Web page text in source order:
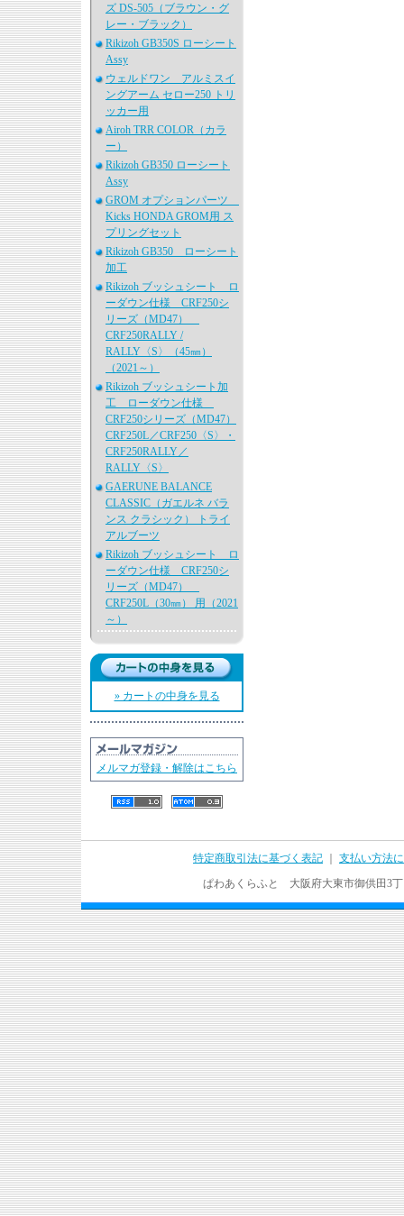
ズ DS-505（ブラウン・グ
レー・ブラック）
Rikizoh GB350S ローシート
Assy
ウェルドワン アルミスイ
ングアーム セロー250 トリ
ッカー用
Airoh TRR COLOR（カラ
ー）
Rikizoh GB350 ローシート
Assy
GROM オプションパーツ
Kicks HONDA GROM用 ス
プリングセット
Rikizoh GB350 ローシート
加工
Rikizoh ブッシュシート ロ
ーダウン仕様 CRF250シ
リーズ（MD47）
CRF250RALLY /
RALLY〈S〉（45㎜）
（2021～）
Rikizoh ブッシュシート加
工 ローダウン仕様
CRF250シリーズ（MD47）
CRF250L／CRF250〈S〉・
CRF250RALLY／
RALLY〈S〉
GAERUNE BALANCE
CLASSIC（ガエルネ バラ
ンス クラシック） トライ
アルブーツ
Rikizoh ブッシュシート ロ
ーダウン仕様 CRF250シ
リーズ（MD47）
CRF250L（30㎜） 用（2021
～）
» カートの中身を見る
メルマガ登録・解除はこちら
特定商取引法に基づく表記
支払い方法
ぱわあくらふと 大阪府大東市御供田3